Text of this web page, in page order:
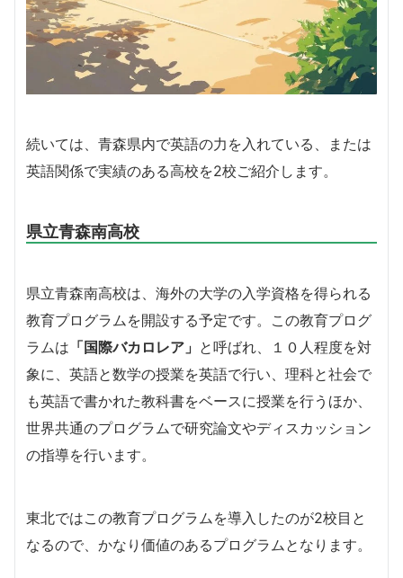
続いては、青森県内で英語の力を入れている、または
英語関係で実績のある高校を2校ご紹介します。
県立青森南高校
県立青森南高校は、海外の大学の入学資格を得られる
教育プログラムを開設する予定です。この教育プログ
ラムは 「国際バカロレア」 と呼ばれ、１０人程度を対
象に、英語と数学の授業を英語で行い、理科と社会で
も英語で書かれた教科書をベースに授業を行うほか、
世界共通のプログラムで研究論文やディスカッション
の指導を行います。
東北ではこの教育プログラムを導入したのが2校目と
なるので、かなり価値のあるプログラムとなります。